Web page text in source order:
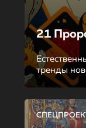
21
тренды